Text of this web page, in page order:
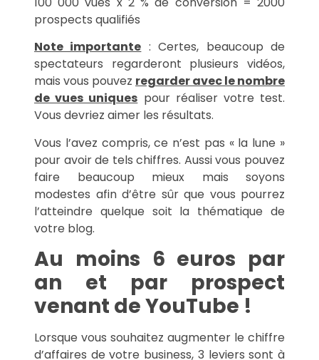
prospects qualifiés
Note importante : Certes, beaucoup de
spectateurs regarderont plusieurs vidéos,
mais vous pouvez regarder avec le nombre
de vues uniques pour réaliser votre test.
Vous devriez aimer les résultats.
Vous l’avez compris, ce n’est pas « la lune »
pour avoir de tels chiffres. Aussi vous pouvez
faire beaucoup mieux mais soyons
modestes afin d’être sûr que vous pourrez
l’atteindre quelque soit la thématique de
votre blog.
Au moins 6 euros par
an et par prospect
venant de YouTube !
Lorsque vous souhaitez augmenter le chiffre
d’affaires de votre business, 3 leviers sont à